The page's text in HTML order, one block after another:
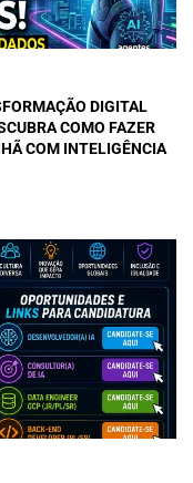
DIGITAL
COMO FAZER
COM INTELIGÊNCIA